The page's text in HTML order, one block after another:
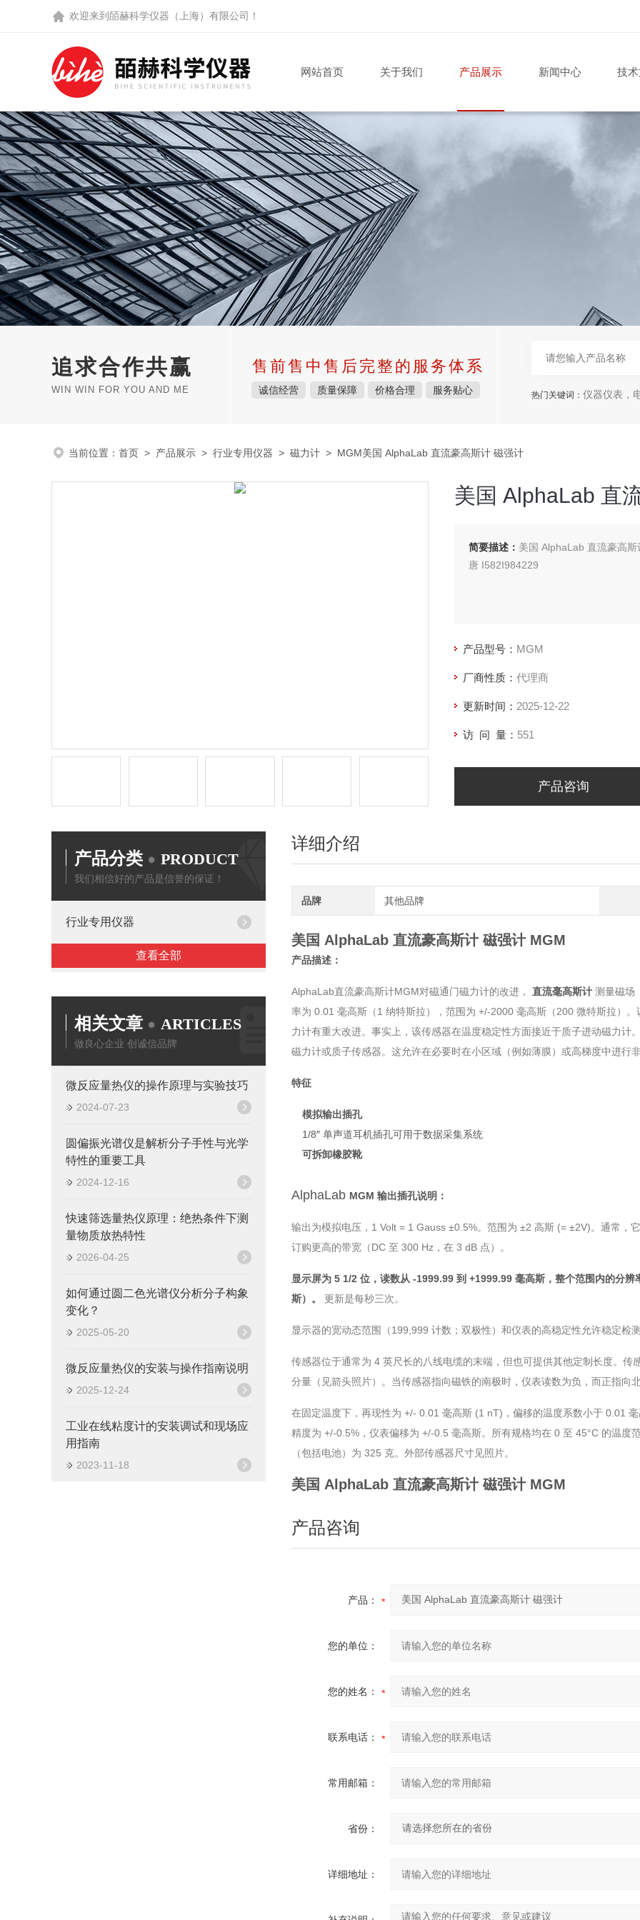
欢迎来到 皕赫科学仪器（上海）有限公司 ！
网站首页 关于我们 产品展示 新闻中心 技
追求合作共赢
WIN WIN FOR YOU AND ME
售前售中售后完整的服务体系
诚信经营 质量保障 价格合理 服务贴心 热门关键词： 仪器仪表，电
当前位置： 首页 > 产品展示 > 行业专用仪器 > 磁力计 > MGM美国 AlphaLab 直流豪高斯计 磁强计
美国 AlphaLab 直
简要描述： 美国 AlphaLab 直流豪高
唐 I582I984229
产品型号： MGM
厂商性质： 代理商
更新时间： 2025-12-22
访 问 量： 551
产品咨询
产品分类 PRODUCT
我们相信好的产品是信誉的保证！
行业专用仪器
查看全部
相关文章 ARTICLES
做良心企业 创诚信品牌
微反应量热仪的操作原理与实验技巧
2024-07-23
圆偏振光谱仪是解析分子手性与光学
特性的重要工具
2024-12-16
快速筛选量热仪原理：绝热条件下测
量物质放热特性
2026-04-25
如何通过圆二色光谱仪分析分子构象
变化？
2025-05-20
微反应量热仪的安装与操作指南说明
2025-12-24
工业在线粘度计的安装调试和现场应
用指南
2023-11-18
详细介绍
品牌 其他品牌
美国 AlphaLab 直流豪高斯计 磁强计MGM
产品描述：
AlphaLab直流豪高斯计MGM对磁通门磁力计的改进， 直流毫高斯计 测量磁场
率为 0.01 毫高斯（1 纳特斯拉），范围为 +/-2000 毫高斯（200 微特斯拉）
力计有重大改进。事实上，该传感器在温度稳定性方面接近于质子进动磁力
磁力计或质子传感器。这允许在必要时在小区域（例如薄膜）或高梯度中进行
特征
模拟输出插孔
1/8″ 单声道耳机插孔可用于数据采集系统
可拆卸橡胶靴
AlphaLab MGM 输出插孔说明：
输出为模拟电压，1 Volt = 1 Gauss ±0.5%。范围为 ±2 高斯 (= ±2V)。通常，
订购更高的带宽（DC 至 300 Hz，在 3 dB 点）。
显示屏为 5 1/2 位，读数从 -1999.99 到 +1999.99 毫高斯，整个范围内的分
斯）。
更新是每秒三次。
显示器的宽动态范围（199,999 计数；双极性）和仪表的高稳定性允许稳定检
传感器位于通常为 4 英尺长的八线电缆的末端，但也可提供其他定制长度。传
分量（见箭头照片）。当传感器指向磁铁的南极时，仪表读数为负，而正指向
在固定温度下，再现性为 +/- 0.01 毫高斯 (1 nT)，偏移的温度系数小于 0.01
精度为 +/-0.5%，仪表偏移为 +/-0.5 毫高斯。所有规格均在 0 至 45°C 的温度
（包括电池）为 325 克。外部传感器尺寸见照片。
美国 AlphaLab 直流豪高斯计 磁强计MGM
产品咨询
产品：
您的单位：
您的姓名：
联系电话：
常用邮箱：
省份：
详细地址：